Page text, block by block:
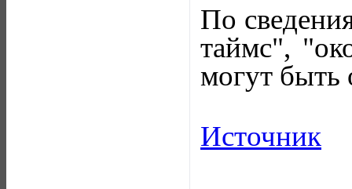
По
таймс",
могут быть
Источник